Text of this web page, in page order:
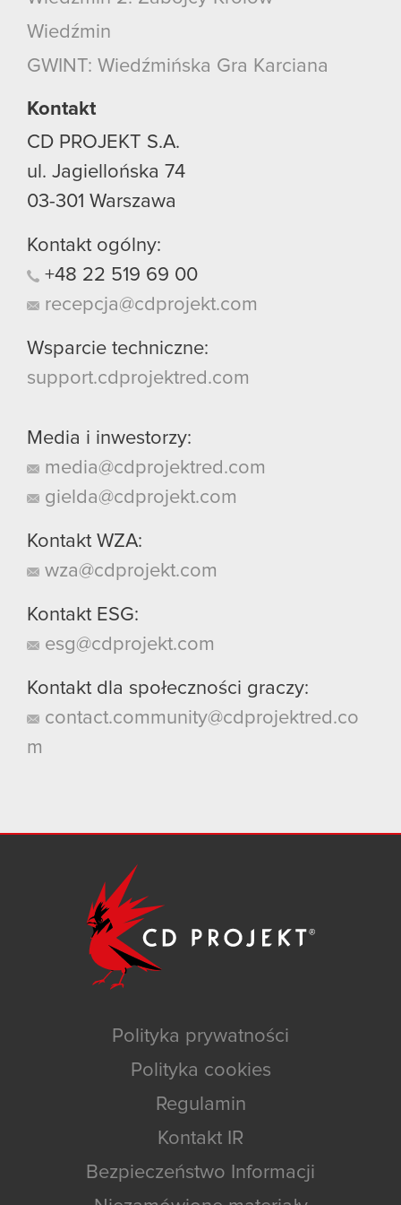
używanie plików cookie.
Wiedźmin
GWINT: Wiedźmińska Gra Karciana
Kontakt
CD PROJEKT S.A.
ul. Jagiellońska 74
03-301 Warszawa
Kontakt ogólny:
+48 22 519 69 00
recepcja@cdprojekt.com
Wsparcie techniczne:
support.cdprojektred.com
Media i inwestorzy:
media@cdprojektred.com
gielda@cdprojekt.com
Kontakt WZA:
wza@cdprojekt.com
Kontakt ESG:
esg@cdprojekt.com
Kontakt dla społeczności graczy:
contact.community@cdprojektred.co
m
Polityka prywatności
Polityka cookies
Regulamin
Kontakt IR
Bezpieczeństwo Informacji